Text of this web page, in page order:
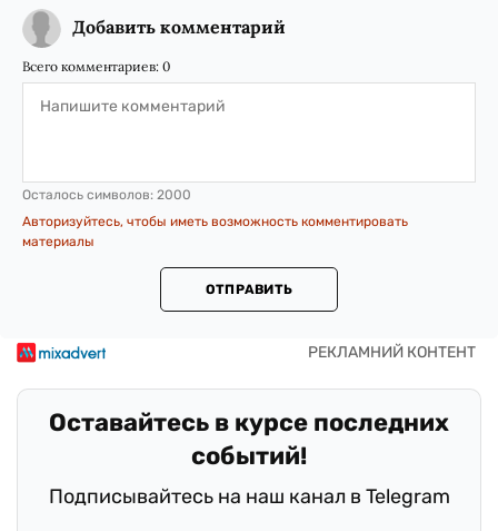
Добавить комментарий
Всего комментариев: 0
Осталось символов: 2000
Авторизуйтесь, чтобы иметь возможность комментировать
материалы
ОТПРАВИТЬ
Оставайтесь в курсе последних
событий!
Подписывайтесь на наш канал в Telegram